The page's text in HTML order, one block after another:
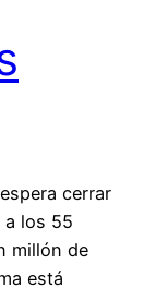
cerrar
a los 55
millón de
está